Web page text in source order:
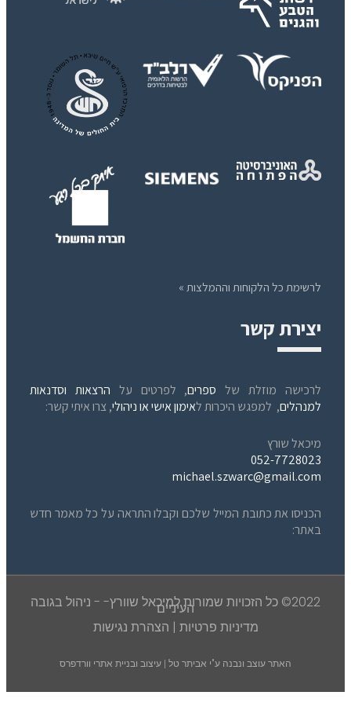
לרשימת כל הלקוחות וההמלצות »
יצירת קשר
לרכישה מוזלת של ספרים, לפרטים על הרצאות וסדנאות
למנהלים, למפגש היכרות לאימון אישי או ניהולי, צרו איתי קשר:
מיכאל שורץ
052-7728023
michael.szwarc@gmail.com
הכניסו את כתובת המייל שלכם וקבלו התראה על כל מאמר חדש
באתר:
2022© כל הזכויות שמורות למיכאל שוורץ- - ניהול בגובה
העיניים
מדיניות פרטיות | הצהרת נגישות
האתר עוצב ונבנה ע"י אביתר טל | עיצוב ובניית אתרי וורדפרס